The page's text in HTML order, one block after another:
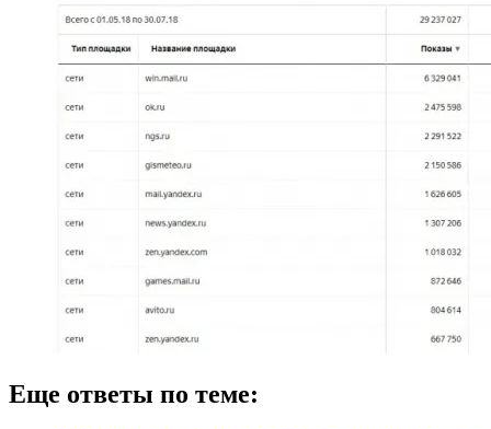
Еще ответы по теме: